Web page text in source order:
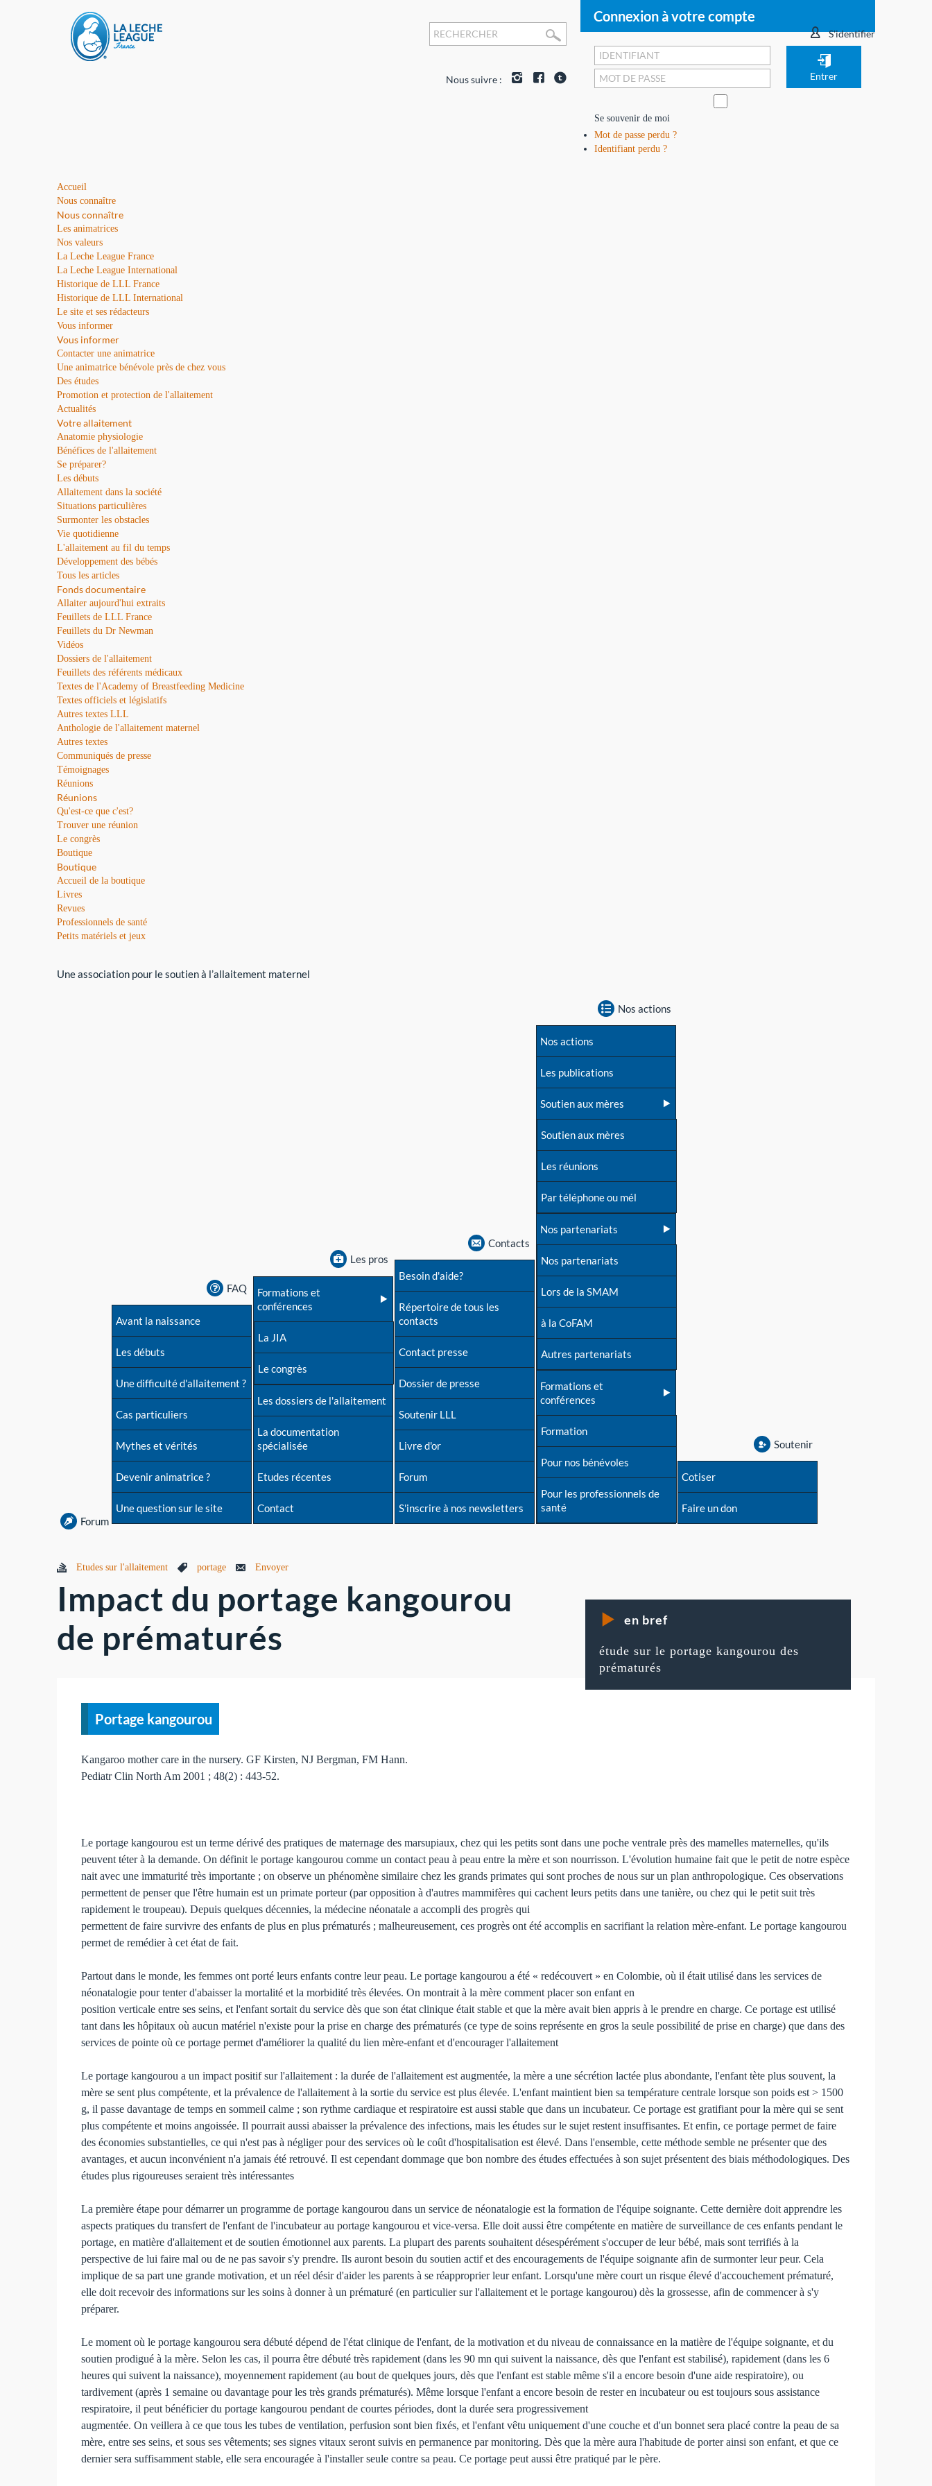
S'identifier
Connexion à votre compte
Se souvenir de moi
Mot de passe perdu ?
Identifiant perdu ?
Nous suivre :
Accueil
Nous connaître
Nous connaître
Les animatrices
Nos valeurs
La Leche League France
La Leche League International
Historique de LLL France
Historique de LLL International
Le site et ses rédacteurs
Vous informer
Vous informer
Contacter une animatrice
Une animatrice bénévole près de chez vous
Des études
Promotion et protection de l'allaitement
Actualités
Votre allaitement
Anatomie physiologie
Bénéfices de l'allaitement
Se préparer?
Les débuts
Allaitement dans la société
Situations particulières
Surmonter les obstacles
Vie quotidienne
L'allaitement au fil du temps
Développement des bébés
Tous les articles
Fonds documentaire
Allaiter aujourd'hui extraits
Feuillets de LLL France
Feuillets du Dr Newman
Vidéos
Dossiers de l'allaitement
Feuillets des référents médicaux
Textes de l'Academy of Breastfeeding Medicine
Textes officiels et législatifs
Autres textes LLL
Anthologie de l'allaitement maternel
Autres textes
Communiqués de presse
Témoignages
Réunions
Réunions
Qu'est-ce que c'est?
Trouver une réunion
Le congrès
Boutique
Boutique
Accueil de la boutique
Livres
Revues
Professionnels de santé
Petits matériels et jeux
Une association pour le soutien à l’allaitement maternel
Forum
FAQ
Avant la naissance
Les débuts
Une difficulté d'allaitement ?
Cas particuliers
Mythes et vérités
Devenir animatrice ?
Une question sur le site
Les pros
Formations et
conférences
La JIA
Le congrès
Les dossiers de l'allaitement
La documentation
spécialisée
Etudes récentes
Contact
Contacts
Besoin d'aide?
Répertoire de tous les
contacts
Contact presse
Dossier de presse
Soutenir LLL
Livre d'or
Forum
S'inscrire à nos newsletters
Nos actions
Nos actions
Les publications
Soutien aux mères
Soutien aux mères
Les réunions
Par téléphone ou mél
Nos partenariats
Nos partenariats
Lors de la SMAM
à la CoFAM
Autres partenariats
Formations et
conférences
Formation
Pour nos bénévoles
Pour les professionnels de
santé
Soutenir
Cotiser
Faire un don
en bref
étude sur le portage kangourou des
prématurés
Etudes sur l'allaitement portage Envoyer
Impact du portage kangourou
de prématurés
Portage kangourou
Kangaroo mother care in the nursery. GF Kirsten, NJ Bergman, FM Hann.
Pediatr Clin North Am 2001 ; 48(2) : 443-52.
Le portage kangourou est un terme dérivé des pratiques de maternage des marsupiaux, chez qui les petits sont dans une poche ventrale près des mamelles maternelles, qu'ils
peuvent téter à la demande. On définit le portage kangourou comme un contact peau à peau entre la mère et son nourrisson. L'évolution humaine fait que le petit de notre espèce
nait avec une immaturité très importante ; on observe un phénomène similaire chez les grands primates qui sont proches de nous sur un plan anthropologique. Ces observations
permettent de penser que l'être humain est un primate porteur (par opposition à d'autres mammifères qui cachent leurs petits dans une tanière, ou chez qui le petit suit très
rapidement le troupeau). Depuis quelques décennies, la médecine néonatale a accompli des progrès qui
permettent de faire survivre des enfants de plus en plus prématurés ; malheureusement, ces progrès ont été accomplis en sacrifiant la relation mère-enfant. Le portage kangourou
permet de remédier à cet état de fait.
Partout dans le monde, les femmes ont porté leurs enfants contre leur peau. Le portage kangourou a été « redécouvert » en Colombie, où il était utilisé dans les services de
néonatalogie pour tenter d'abaisser la mortalité et la morbidité très élevées. On montrait à la mère comment placer son enfant en
position verticale entre ses seins, et l'enfant sortait du service dès que son état clinique était stable et que la mère avait bien appris à le prendre en charge. Ce portage est utilisé
tant dans les hôpitaux où aucun matériel n'existe pour la prise en charge des prématurés (ce type de soins représente en gros la seule possibilité de prise en charge) que dans des
services de pointe où ce portage permet d'améliorer la qualité du lien mère-enfant et d'encourager l'allaitement
Le portage kangourou a un impact positif sur l'allaitement : la durée de l'allaitement est augmentée, la mère a une sécrétion lactée plus abondante, l'enfant tète plus souvent, la
mère se sent plus compétente, et la prévalence de l'allaitement à la sortie du service est plus élevée. L'enfant maintient bien sa température centrale lorsque son poids est > 1500
g, il passe davantage de temps en sommeil calme ; son rythme cardiaque et respiratoire est aussi stable que dans un incubateur. Ce portage est gratifiant pour la mère qui se sent
plus compétente et moins angoissée. Il pourrait aussi abaisser la prévalence des infections, mais les études sur le sujet restent insuffisantes. Et enfin, ce portage permet de faire
des économies substantielles, ce qui n'est pas à négliger pour des services où le coût d'hospitalisation est élevé. Dans l'ensemble, cette méthode semble ne présenter que des
avantages, et aucun inconvénient n'a jamais été retrouvé. Il est cependant dommage que bon nombre des études effectuées à son sujet présentent des biais méthodologiques. Des
études plus rigoureuses seraient très intéressantes
La première étape pour démarrer un programme de portage kangourou dans un service de néonatalogie est la formation de l'équipe soignante. Cette dernière doit apprendre les
aspects pratiques du transfert de l'enfant de l'incubateur au portage kangourou et vice-versa. Elle doit aussi être compétente en matière de surveillance de ces enfants pendant le
portage, en matière d'allaitement et de soutien émotionnel aux parents. La plupart des parents souhaitent désespérément s'occuper de leur bébé, mais sont terrifiés à la
perspective de lui faire mal ou de ne pas savoir s'y prendre. Ils auront besoin du soutien actif et des encouragements de l'équipe soignante afin de surmonter leur peur. Cela
implique de sa part une grande motivation, et un réel désir d'aider les parents à se réapproprier leur enfant. Lorsqu'une mère court un risque élevé d'accouchement prématuré,
elle doit recevoir des informations sur les soins à donner à un prématuré (en particulier sur l'allaitement et le portage kangourou) dès la grossesse, afin de commencer à s'y
préparer.
Le moment où le portage kangourou sera débuté dépend de l'état clinique de l'enfant, de la motivation et du niveau de connaissance en la matière de l'équipe soignante, et du
soutien prodigué à la mère. Selon les cas, il pourra être débuté très rapidement (dans les 90 mn qui suivent la naissance, dès que l'enfant est stabilisé), rapidement (dans les 6
heures qui suivent la naissance), moyennement rapidement (au bout de quelques jours, dès que l'enfant est stable même s'il a encore besoin d'une aide respiratoire), ou
tardivement (après 1 semaine ou davantage pour les très grands prématurés). Même lorsque l'enfant a encore besoin de rester en incubateur ou est toujours sous assistance
respiratoire, il peut bénéficier du portage kangourou pendant de courtes périodes, dont la durée sera progressivement
augmentée. On veillera à ce que tous les tubes de ventilation, perfusion sont bien fixés, et l'enfant vêtu uniquement d'une couche et d'un bonnet sera placé contre la peau de sa
mère, entre ses seins, et sous ses vêtements; ses signes vitaux seront suivis en permanence par monitoring. Dès que la mère aura l'habitude de porter ainsi son enfant, et que ce
dernier sera suffisamment stable, elle sera encouragée à l'installer seule contre sa peau. Ce portage peut aussi être pratiqué par le père.